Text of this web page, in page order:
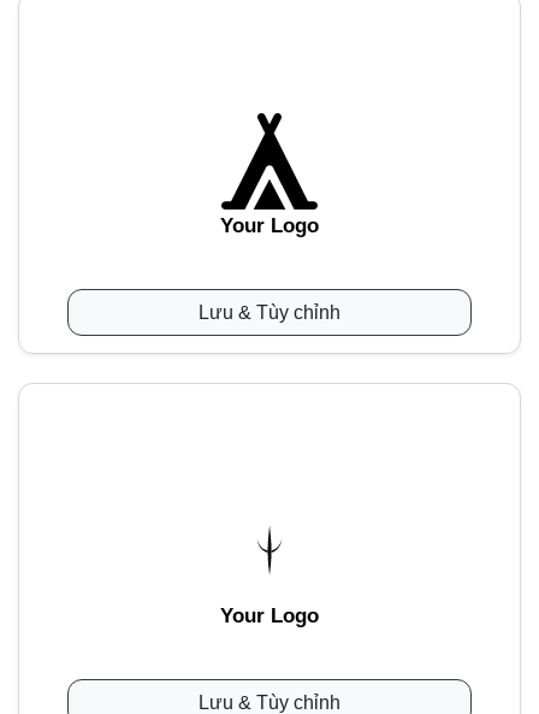
Your Logo
Lưu & Tùy chỉnh
Your Logo
Lưu & Tùy chỉnh